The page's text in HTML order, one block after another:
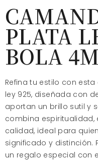
PLATA
BOLA
Refina tu estilo con
ley 925, diseñada con
aportan un brillo sutil y
combina
calidad, ideal para
significado y distinción.
un regalo especial con